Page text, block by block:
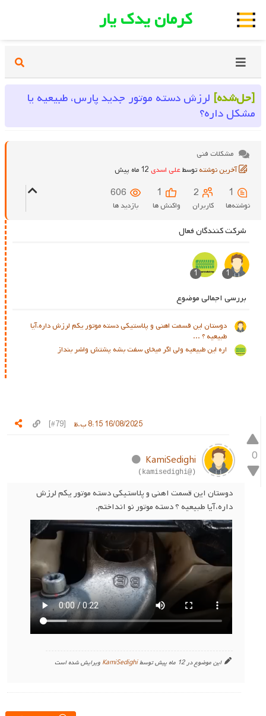
کرمان یدک یار
[حل‌شده] لرزش دسته موتور جدید پارس، طبیعیه یا
مشکل داره؟
مشکلات فنی
آخرین نوشته توسطعلی اسدی 12 ماه پیش
1
نوشته‌ها
2
کاربران
1
واکنش ها
606
بازدید ها
شرکت کنندگان فعال
1
1
بررسی اجمالی موضوع
دوستان این قسمت اهنی و پلاستیکی دسته موتور یکم لرزش داره،آیا
طبیعیه ؟ ...
اره این طبیعیه ولی اگر میخای سفت بشه پشتش واشر بنداز
0
[#79] 16/08/2025 8:15 ب.ظ
KamiSedighi
(@kamisedighi)
دوستان این قسمت اهنی و پلاستیکی دسته موتور یکم لرزش
داره،آیا طبیعیه ؟ دسته موتور نو انداختم.
این موضوع در 12 ماه پیش توسط KamiSedighi ویرایش شده است